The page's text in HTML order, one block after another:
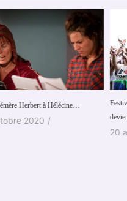
Festivals en péril : quand la musique
devient un luxe pour les organisateurs